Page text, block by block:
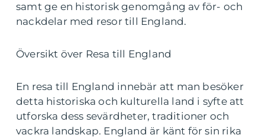
samt ge en historisk genomgång av för- och
nackdelar med resor till England.
Översikt över Resa till England
En resa till England innebär att man besöker
detta historiska och kulturella land i syfte att
utforska dess sevärdheter, traditioner och
vackra landskap. England är känt för sin rika